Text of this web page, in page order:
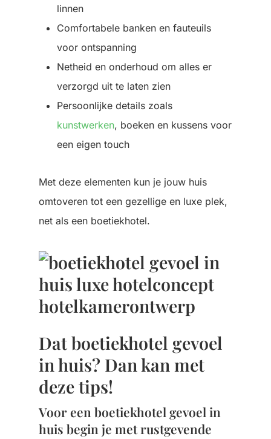
linnen
Comfortabele banken en fauteuils
voor ontspanning
Netheid en onderhoud om alles er
verzorgd uit te laten zien
Persoonlijke details zoals
kunstwerken, boeken en kussens voor
een eigen touch
Met deze elementen kun je jouw huis
omtoveren tot een gezellige en luxe plek,
net als een boetiekhotel.
Dat boetiekhotel gevoel
in huis? Dan kan met
deze tips!
Voor een boetiekhotel gevoel in
huis begin je met rustgevende